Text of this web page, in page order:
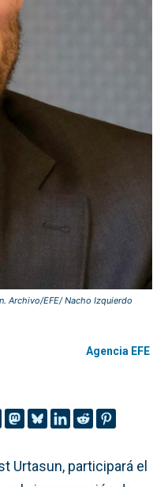
Archivo/EFE/ Nacho Izquierdo
Agencia EFE
Urtasun, participará el